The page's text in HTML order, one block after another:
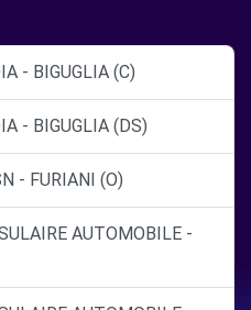
- BIGUGLIA (C)
- BIGUGLIA (DS)
- FURIANI (O)
AUTOMOBILE -